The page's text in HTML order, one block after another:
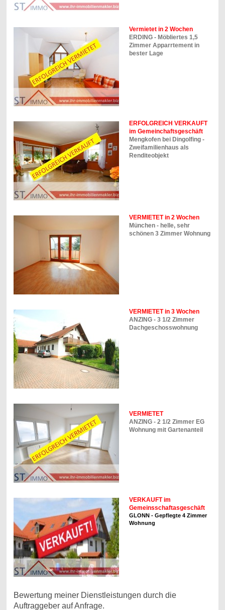
Vermietet in 2 Wochen
ERDING - Möbliertes 1,5
Zimmer Apparrtement in
bester Lage
ERFOLGREICH VERKAUFT
im Gemeinchaftsgeschäft
Mengkofen bei Dingolfing -
Zweifamilienhaus als
Renditeobjekt
VERMIETET in 2 Wochen
München - helle, sehr
schönen 3 Zimmer Wohnung
VERMIETET in 3 Wochen
ANZING - 3 1/2 Zimmer
Dachgeschosswohnung
VERMIETET
ANZING - 2 1/2 Zimmer EG
Wohnung mit Gartenanteil
VERKAUFT im
Gemeinsschaftasgeschäft
GLONN - Gepflegte 4 Zimmer
Wohnung
Bewertung meiner Dienstleistungen durch die
Auftraggeber auf Anfrage.